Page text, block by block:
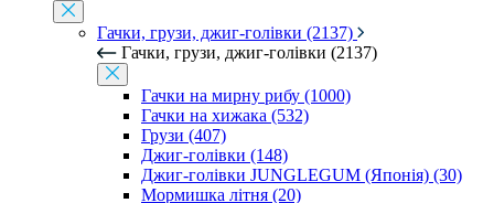
Гачки, грузи, джиг-голівки (2137)
Гачки, грузи, джиг-голівки (2137)
Гачки на мирну рибу (1000)
Гачки на хижака (532)
Грузи (407)
Джиг-голівки (148)
Джиг-голівки JUNGLEGUM (Японія) (30)
Мормишка літня (20)